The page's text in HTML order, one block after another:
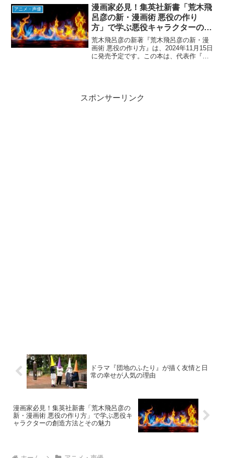
回は、高橋留美子の「売上ランキング」
と「人気ランキング」をも...
アニメ・声優
漫画家必見！集英社新書「荒木飛
呂彦の新・漫画術 悪役の作り
方」で学ぶ悪役キャラクターの創
造方法とその魅力
荒木飛呂彦の新著『荒木飛呂彦の新・漫
画術 悪役の作り方』は、2024年11月15日
に発売予定です。この本は、代表作『ジ
スポンサーリンク
ドラマ『団地のふたり』が描く友情と日
常の幸せが人気の理由
漫画家必見！集英社新書「荒木飛呂彦の
新・漫画術 悪役の作り方」で学ぶ悪役キ
ャラクターの創造方法とその魅力